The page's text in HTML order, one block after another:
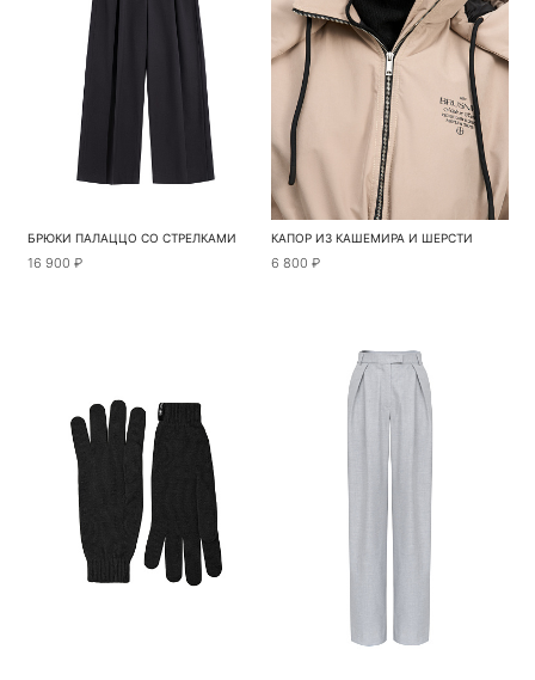
БРЮКИ ПАЛАЦЦО СО СТРЕЛКАМИ
16 900 ₽
КАПОР ИЗ КАШЕМИРА И ШЕРСТИ
6 800 ₽